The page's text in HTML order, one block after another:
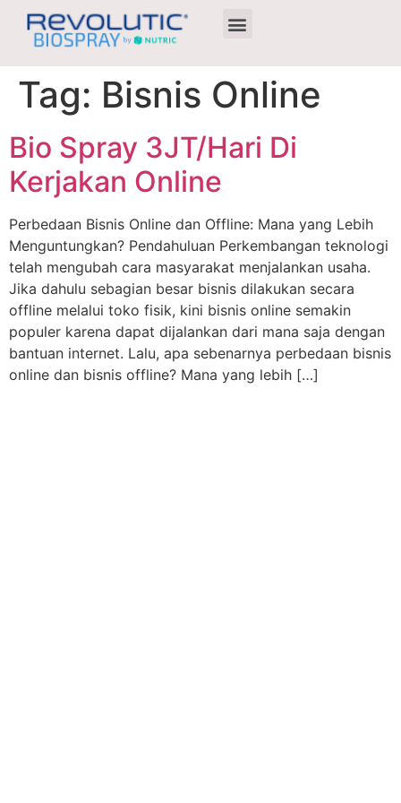
Tag: Bisnis Online
Bio Spray 3JT/Hari Di
Kerjakan Online
Perbedaan Bisnis Online dan Offline: Mana yang Lebih
Menguntungkan? Pendahuluan Perkembangan teknologi
telah mengubah cara masyarakat menjalankan usaha.
Jika dahulu sebagian besar bisnis dilakukan secara
offline melalui toko fisik, kini bisnis online semakin
populer karena dapat dijalankan dari mana saja dengan
bantuan internet. Lalu, apa sebenarnya perbedaan bisnis
online dan bisnis offline? Mana yang lebih […]